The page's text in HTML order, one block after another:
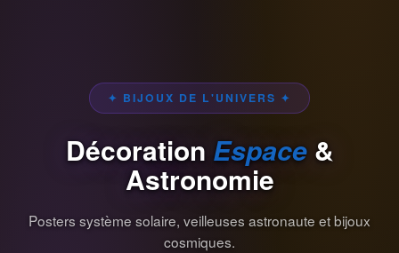
✦ BIJOUX DE L'UNIVERS ✦
Décoration Espace&
Astronomie
Posters système solaire, veilleuses astronaute et bijoux
cosmiques.